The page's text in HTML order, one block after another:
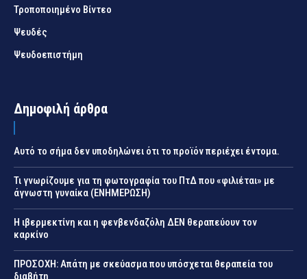
Τροποποιημένο Βίντεο
Ψευδές
Ψευδοεπιστήμη
Δημοφιλή άρθρα
Αυτό το σήμα δεν υποδηλώνει ότι το προϊόν περιέχει έντομα.
Τι γνωρίζουμε για τη φωτογραφία του ΠτΔ που «φιλιέται» με
άγνωστη γυναίκα (ΕΝΗΜΕΡΩΣΗ)
Η ιβερμεκτίνη και η φενβενδαζόλη ΔΕΝ θεραπεύουν τον
καρκίνο
ΠΡΟΣΟΧΗ: Απάτη με σκεύασμα που υπόσχεται θεραπεία του
διαβήτη